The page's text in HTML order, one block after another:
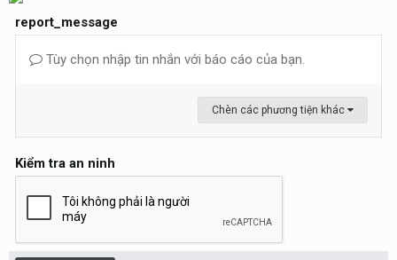
report_message
Tùy chọn nhập tin nhắn với báo cáo của bạn.
Chèn các phương tiện khác
Kiểm tra an ninh